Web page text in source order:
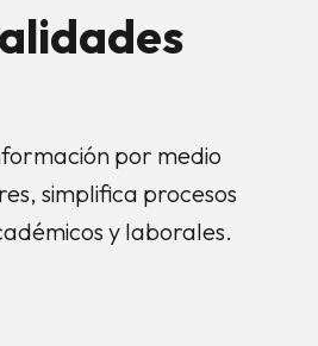
por medio
simplifica procesos
y laborales.